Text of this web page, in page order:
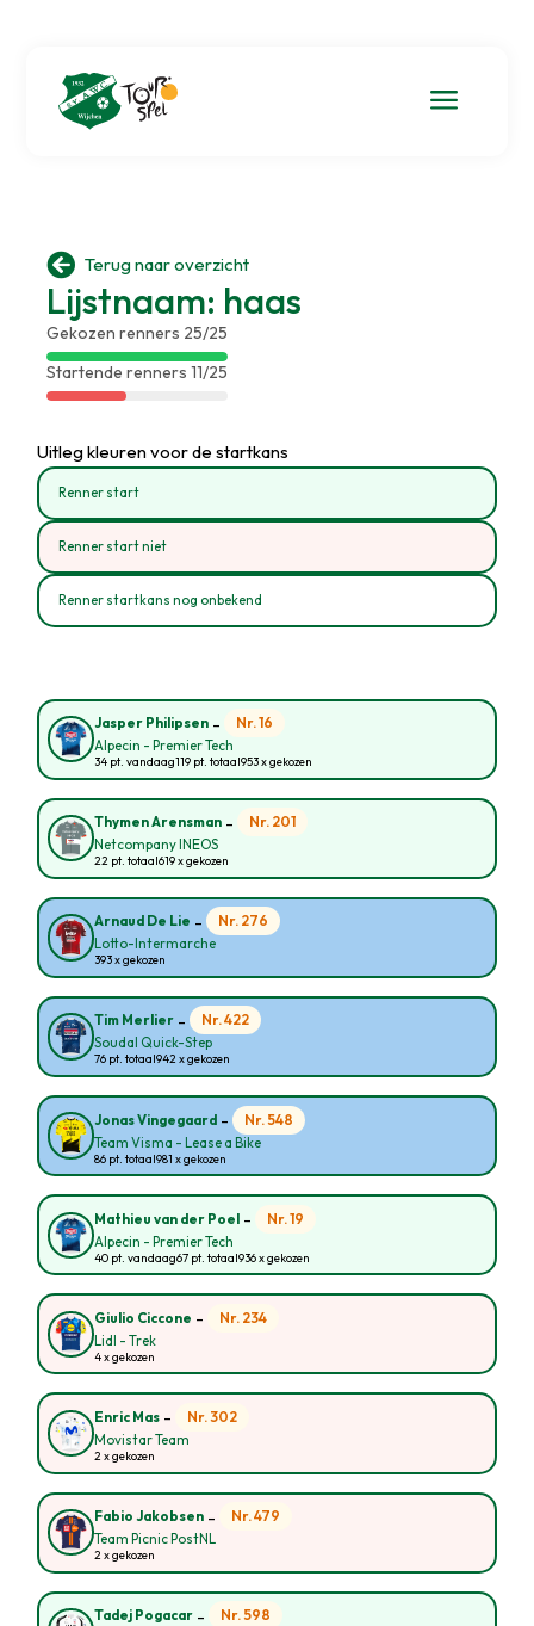
a
 Terug naar overzicht
Lijstnaam: haas
Gekozen renners 25/25
Startende renners 11/25
Uitleg kleuren voor de startkans
Renner start
Renner start niet
Renner startkans nog onbekend
Jasper Philipsen - Nr. 16
Alpecin - Premier Tech
34 pt. vandaag119 pt. totaal953 x gekozen
Thymen Arensman - Nr. 201
Netcompany INEOS
22 pt. totaal619 x gekozen
Arnaud De Lie - Nr. 276
Lotto-Intermarche
393 x gekozen
Tim Merlier - Nr. 422
Soudal Quick-Step
76 pt. totaal942 x gekozen
Jonas Vingegaard - Nr. 548
Team Visma - Lease a Bike
86 pt. totaal981 x gekozen
Mathieu van der Poel - Nr. 19
Alpecin - Premier Tech
40 pt. vandaag67 pt. totaal936 x gekozen
Giulio Ciccone - Nr. 234
Lidl - Trek
4 x gekozen
Enric Mas - Nr. 302
Movistar Team
2 x gekozen
Fabio Jakobsen - Nr. 479
Team Picnic PostNL
2 x gekozen
Tadej Pogacar - Nr. 598